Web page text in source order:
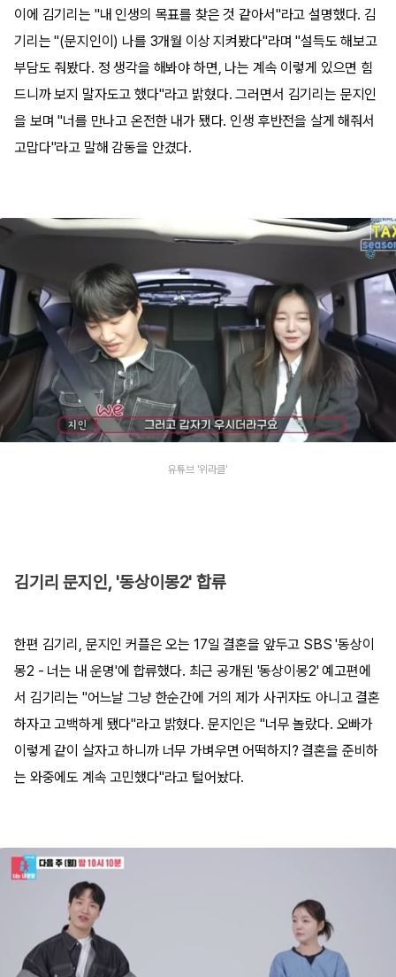
이에 김기리는 "내 인생의 목표를 찾은 것 같아서"라고 설명했다. 김
기리는 "(문지인이) 나를 3개월 이상 지켜봤다"라며 "설득도 해보고
부담도 줘봤다. 정 생각을 해봐야 하면, 나는 계속 이렇게 있으면 힘
드니까 보지 말자도고 했다"라고 밝혔다. 그러면서 김기리는 문지인
을 보며 "너를 만나고 온전한 내가 됐다. 인생 후반전을 살게 해줘서
고맙다"라고 말해 감동을 안겼다.
유튜브 '위라클'
김기리 문지인, '동상이몽2' 합류
한편 김기리, 문지인 커플은 오는 17일 결혼을 앞두고 SBS '동상이
몽2 - 너는 내 운명'에 합류했다. 최근 공개된 '동상이몽2' 예고편에
서 김기리는 "어느날 그냥 한순간에 거의 제가 사귀자도 아니고 결혼
하자고 고백하게 됐다"라고 밝혔다. 문지인은 "너무 놀랐다. 오빠가
이렇게 같이 살자고 하니까 너무 가벼우면 어떡하지? 결혼을 준비하
는 와중에도 계속 고민했다"라고 털어놨다.